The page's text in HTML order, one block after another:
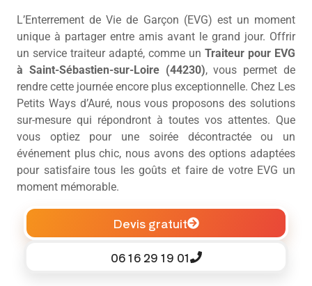
L’Enterrement de Vie de Garçon (EVG) est un moment
unique à partager entre amis avant le grand jour. Offrir
un service traiteur adapté, comme un Traiteur pour EVG
à Saint-Sébastien-sur-Loire (44230), vous permet de
rendre cette journée encore plus exceptionnelle. Chez Les
Petits Ways d’Auré, nous vous proposons des solutions
sur-mesure qui répondront à toutes vos attentes. Que
vous optiez pour une soirée décontractée ou un
événement plus chic, nous avons des options adaptées
pour satisfaire tous les goûts et faire de votre EVG un
moment mémorable.
Devis gratuit
06 16 29 19 01